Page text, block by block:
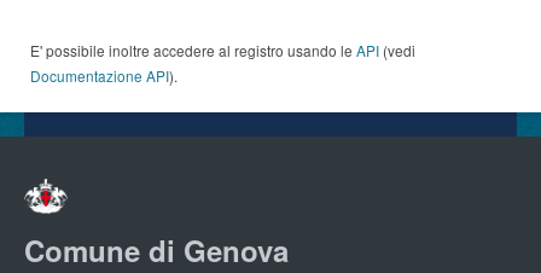
E' possibile inoltre accedere al registro usando le API (vedi
Documentazione API).
Comune di Genova